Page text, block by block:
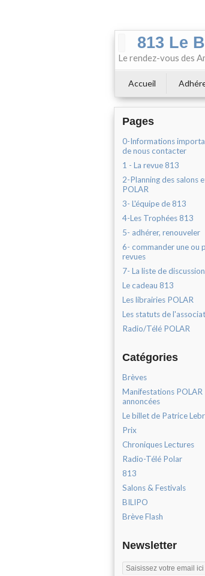
813 Le
Le rendez-vous des
Accueil
Pages
0-Informations
de nous contacter
1 - La revue 813
2-Planning des salons
POLAR
3- L'équipe de 813
4-Les Trophées 813
5- adhérer, renouveler
6- commander une ou
revues
7- La liste de
Le cadeau 813
Les librairies POLAR
Les statuts de
Radio/Télé POLAR
Catégories
Brèves
Manifestations POLAR
annoncées
Le billet de Patrice
Prix
Chroniques Lectures
Radio-Télé Polar
813
Salons & Festivals
BILIPO
Brève Flash
Newsletter